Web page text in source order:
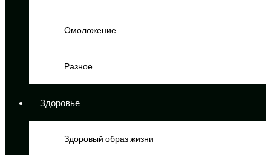
Омоложение
Разное
Здоровье
Здоровый образ жизни